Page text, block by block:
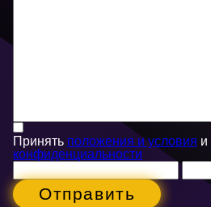
Принять положения и условия и
конфиденциальности
Отправить